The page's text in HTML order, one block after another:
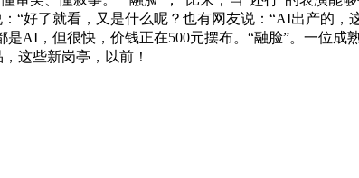
“好了就看，又是什么呢？也有网友说：“AI出产的
AI，但很快，价钱正在500元摆布。“融脸”。一位
这些新岗亭，以前！